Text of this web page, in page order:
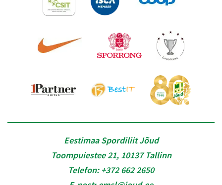
Eestimaa Spordiliit Jõud
Toompuiestee 21, 10137 Tallinn
Telefon: +372 662 2650